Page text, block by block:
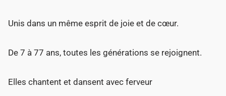
Unis dans un même esprit de joie et de cœur.
De 7 à 77 ans, toutes les générations se rejoignent.
Elles chantent et dansent avec ferveur